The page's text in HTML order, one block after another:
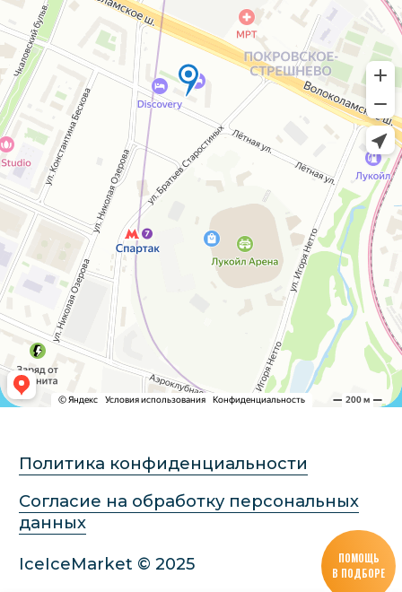
ПОМОЩЬ
В ПОДБОРЕ